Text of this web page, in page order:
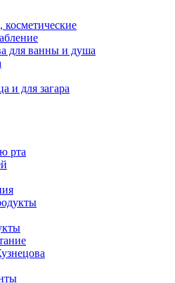
для ванны и душа
и для загара
рта